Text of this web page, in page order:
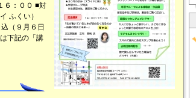
６：００ ■対
ふくい）
９月６日
下記の「講